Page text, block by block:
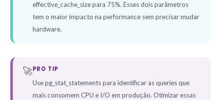
effective_cache_size para 75%. Esses dois parâmetros
tem o maior impacto na performance sem precisar mudar
hardware.
🚀PRO TIP
Use pg_stat_statements para identificar as queries que
mais consomem CPU e I/O em produção. Otimizar essas